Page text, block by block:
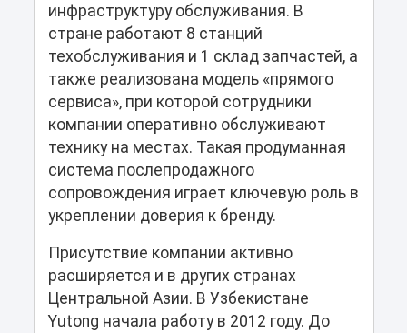
инфраструктуру обслуживания. В
стране работают 8 станций
техобслуживания и 1 склад запчастей, а
также реализована модель «прямого
сервиса», при которой сотрудники
компании оперативно обслуживают
технику на местах. Такая продуманная
система послепродажного
сопровождения играет ключевую роль в
укреплении доверия к бренду.
Присутствие компании активно
расширяется и в других странах
Центральной Азии. В Узбекистане
Yutong начала работу в 2012 году. До